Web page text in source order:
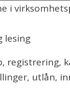
i
lesing
registrering,
utlån,